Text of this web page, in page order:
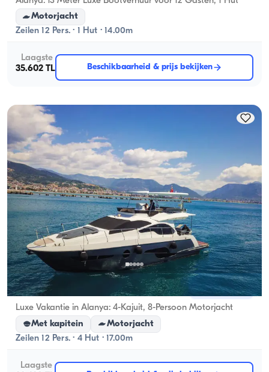
Motorjacht
Zeilen 12 Pers. · 1 Hut · 14.00m
Laagste
35.602 TL
Beschikbaarheid & prijs bekijken
Alanya, Antalya Nieuwe boot
Luxe Vakantie in Alanya: 4-Kajuit, 8-Persoon Motorjacht
Met kapitein
Motorjacht
Zeilen 12 Pers. · 4 Hut · 17.00m
Laagste